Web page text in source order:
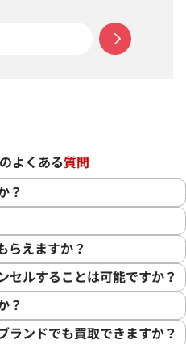
よくある質問
？
らえますか？
セルすることは可能ですか？
？
ランドでも買取できますか？